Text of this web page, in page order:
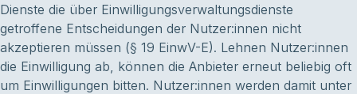
Dienste die über Einwilligungsverwaltungsdienste
getroffene Entscheidungen der Nutzer:innen nicht
akzeptieren müssen (§ 19 EinwV-E). Lehnen Nutzer:innen
die Einwilligung ab, können die Anbieter erneut beliebig oft
um Einwilligungen bitten. Nutzer:innen werden damit unter